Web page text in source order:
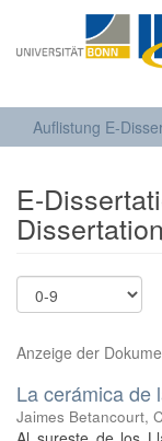
Auflistung E-
E-
Anzeige der
La cerámica de
Jaimes Betancourt,